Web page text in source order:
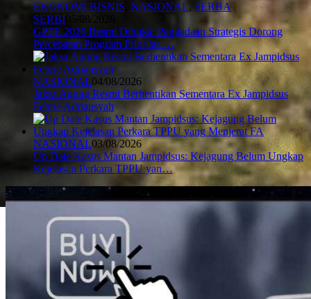
EKONOMI BISNIS NASIONAL, SERBA
SERBI 05/08/2026
GPFE 2026 Resmi Dibuka: Pengadaan Strategis Dorong
Percepatan Program Prioritas …
NASIONAL04/08/2026
Jaksa Agung Resmi Berhentikan Sementara Ex Jampidsus
Febrie Adriansyah
NASIONAL03/08/2026
Up Date Kasus Mantan Jampidsus: Kejagung Belum Ungkap
Kejelasan Perkara TPPU yan…